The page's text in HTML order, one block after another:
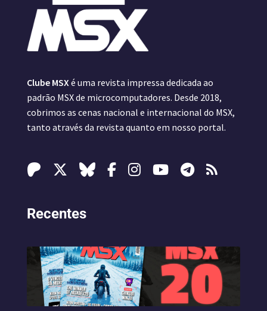
Clube MSX é uma revista impressa dedicada ao
padrão MSX de microcomputadores. Desde 2018,
cobrimos as cenas nacional e internacional do MSX,
tanto através da revista quanto em nosso portal.
Recentes